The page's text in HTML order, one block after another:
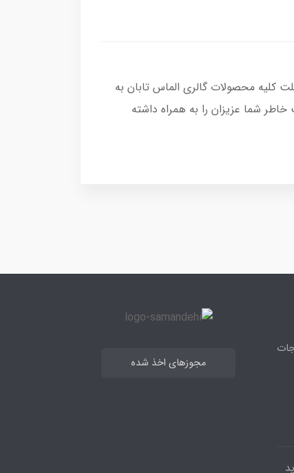
کلیه محصولات گالری الماس تابان به
شما عزیزان را به همراه داشته
مجوزهای اخذ شده